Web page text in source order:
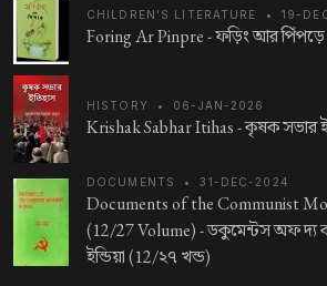
CHILDREN'S LITERATURE • 19-
Foring Ar Pinpre -ফড়িং আর পিঁপড়ে
HISTORY • 06-JAN-2026
Krishak Sabhar Itihas -কৃষক সভার
DOCUMENTS • 31-DEC-2024
Documents of the Communist
(12/27 Volume) -ডকুমেন্টস অফ দ্য
ইন্ডিয়া (12/২৭ খন্ড)